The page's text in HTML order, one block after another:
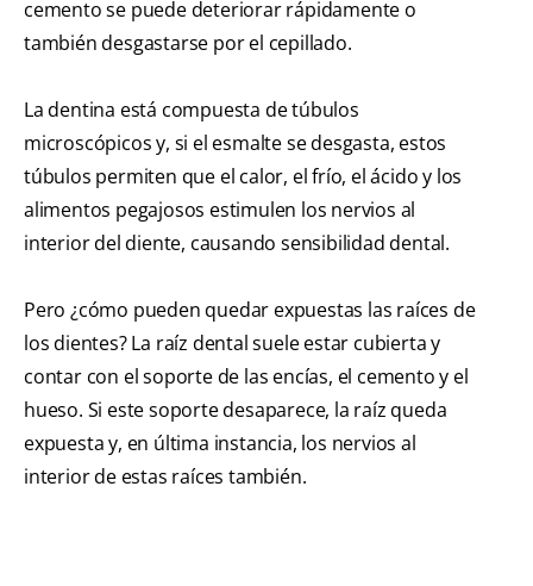
cemento se puede deteriorar rápidamente o
también desgastarse por el cepillado.
La dentina está compuesta de túbulos
microscópicos y, si el esmalte se desgasta, estos
túbulos permiten que el calor, el frío, el ácido y los
alimentos pegajosos estimulen los nervios al
interior del diente, causando sensibilidad dental.
Pero ¿cómo pueden quedar expuestas las raíces de
los dientes? La raíz dental suele estar cubierta y
contar con el soporte de las encías, el cemento y el
hueso. Si este soporte desaparece, la raíz queda
expuesta y, en última instancia, los nervios al
interior de estas raíces también.